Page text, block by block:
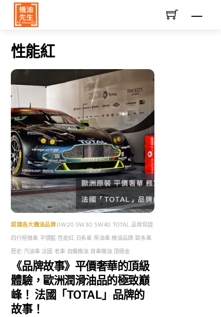
Skip
性能紅
認識各大機油品牌 0W20,5W30, 5W40, TOTAL,品質保證,
四行程機車,平價藍,性能紅, 日系車,柴油車,機油品牌, 歐系車,
歷史, 汽油車,法國 ,老車, 自備機油, 貨車機油,頂級金
《品牌故事》平價奢華的頂級
體驗，歐洲潤滑油品的極致巔
峰！ 法國「TOTAL」品牌的
故事！